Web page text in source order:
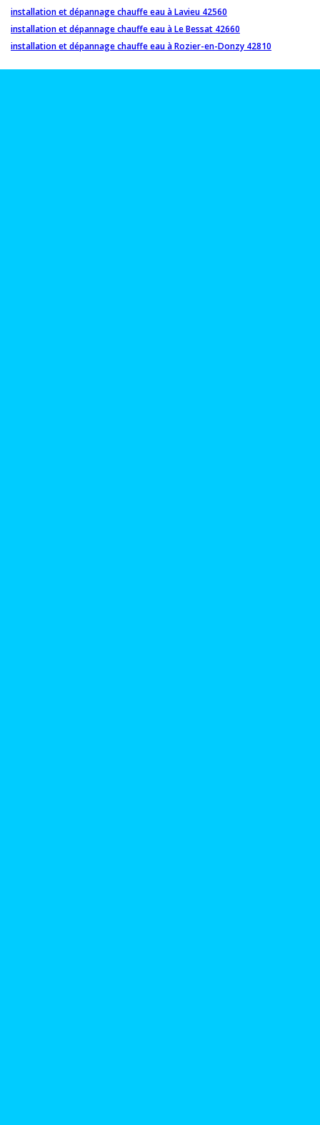
installation et dépannage chauffe eau à Lavieu 42560
installation et dépannage chauffe eau à Le Bessat 42660
installation et dépannage chauffe eau à Rozier-en-Donzy 42810